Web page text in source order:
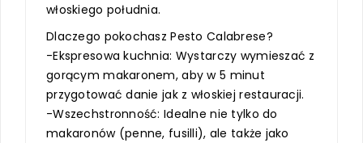
włoskiego południa.
Dlaczego pokochasz Pesto Calabrese?
-Ekspresowa kuchnia: Wystarczy wymieszać z
gorącym makaronem, aby w 5 minut
przygotować danie jak z włoskiej restauracji.
-Wszechstronność: Idealne nie tylko do
makaronów (penne, fusilli), ale także jako